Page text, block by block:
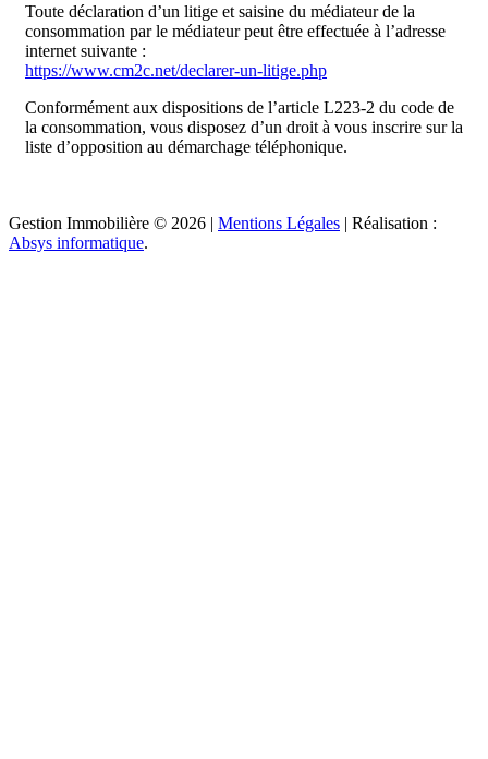
Toute déclaration d’un litige et saisine du médiateur de la
consommation par le médiateur peut être effectuée à l’adresse
internet suivante :
https://www.cm2c.net/declarer-un-litige.php
Conformément aux dispositions de l’article L223-2 du code de
la consommation, vous disposez d’un droit à vous inscrire sur la
liste d’opposition au démarchage téléphonique.
Gestion Immobilière © 2026 | Mentions Légales | Réalisation :
Absys informatique.